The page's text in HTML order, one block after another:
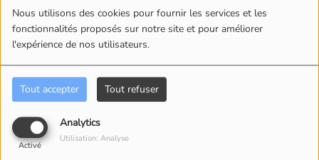
Nous utilisons des cookies pour fournir les services et les
fonctionnalités proposés sur notre site et pour améliorer
l'expérience de nos utilisateurs.
Tout accepter Tout refuser
Analytics
Activé
Utilisation: Analyse
Emissions
Tous Ma Me